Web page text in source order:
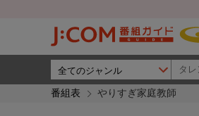
番組表 やりすぎ家庭教師